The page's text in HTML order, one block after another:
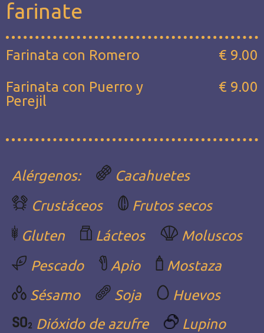
farinate
Farinata con Romero
€ 9.00
Farinata con Puerro y
Perejil
€ 9.00
Alérgenos:
Cacahuetes
Crustáceos
Frutos secos
Gluten
Lácteos
Moluscos
Pescado
Apio
Mostaza
Sésamo
Soja
Huevos
Dióxido de azufre
Lupino